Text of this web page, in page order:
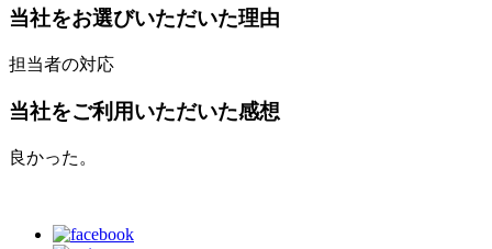
当社をお選びいただいた理由
担当者の対応
当社をご利用いただいた感想
良かった。